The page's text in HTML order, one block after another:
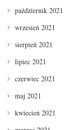
październik 2021
wrzesień 2021
sierpień 2021
lipiec 2021
czerwiec 2021
maj 2021
kwiecień 2021